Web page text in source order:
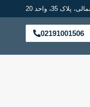
02191001506